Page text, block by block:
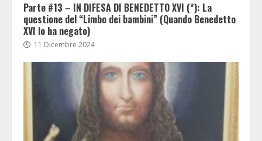
Parte #13 – IN DIFESA DI BENEDETTO XVI (*): La
questione del “Limbo dei bambini” (Quando Benedetto
XVI lo ha negato)
11 Dicembre 2024